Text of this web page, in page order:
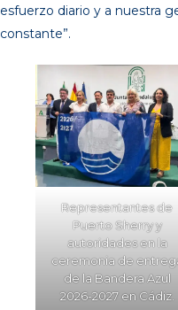
esfuerzo diario y a nuestra
constante”.
Representantes de
Puerto Sherry y
autoridades en la
ceremonia de
de la Bandera Azul
2026-2027 en Cádiz.